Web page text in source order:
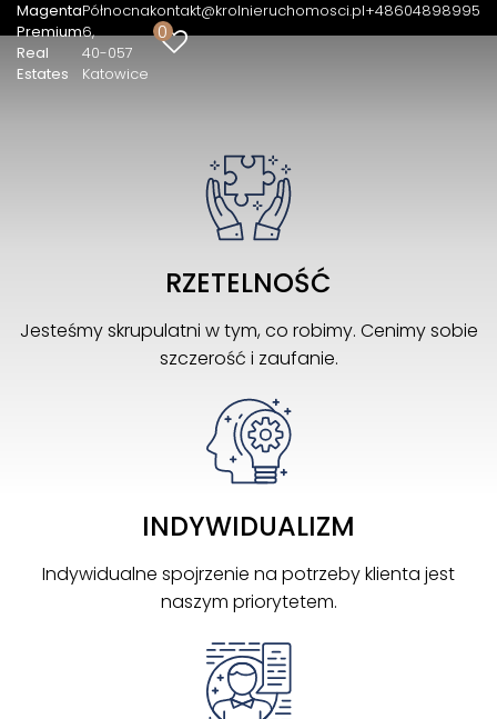
Magenta
Premium
Real
Estates
Północna
6
40-057
Katowice
kontakt@krolnieruchomosci.pl+48604898995
0
RZETELNOŚĆ
Jesteśmy skrupulatni w tym, co robimy. Cenimy sobie
szczerość i zaufanie.
INDYWIDUALIZM
Indywidualne spojrzenie na potrzeby klienta jest
naszym priorytetem.